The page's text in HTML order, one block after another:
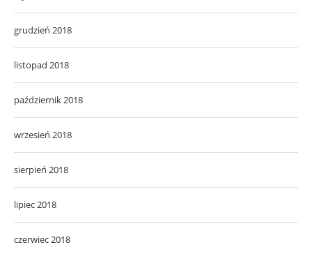
grudzień 2018
listopad 2018
październik 2018
wrzesień 2018
sierpień 2018
lipiec 2018
czerwiec 2018